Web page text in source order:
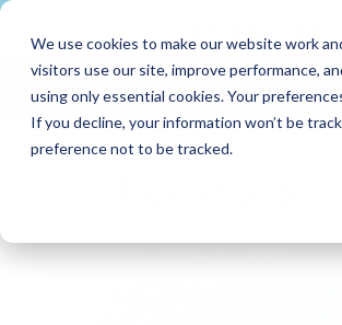
We use cookies to make our website work
visitors use our site, improve performance,
using only essential cookies. Your
If you decline, your information won’t be
preference not to be tracked.
Connexion au FUYL Portal